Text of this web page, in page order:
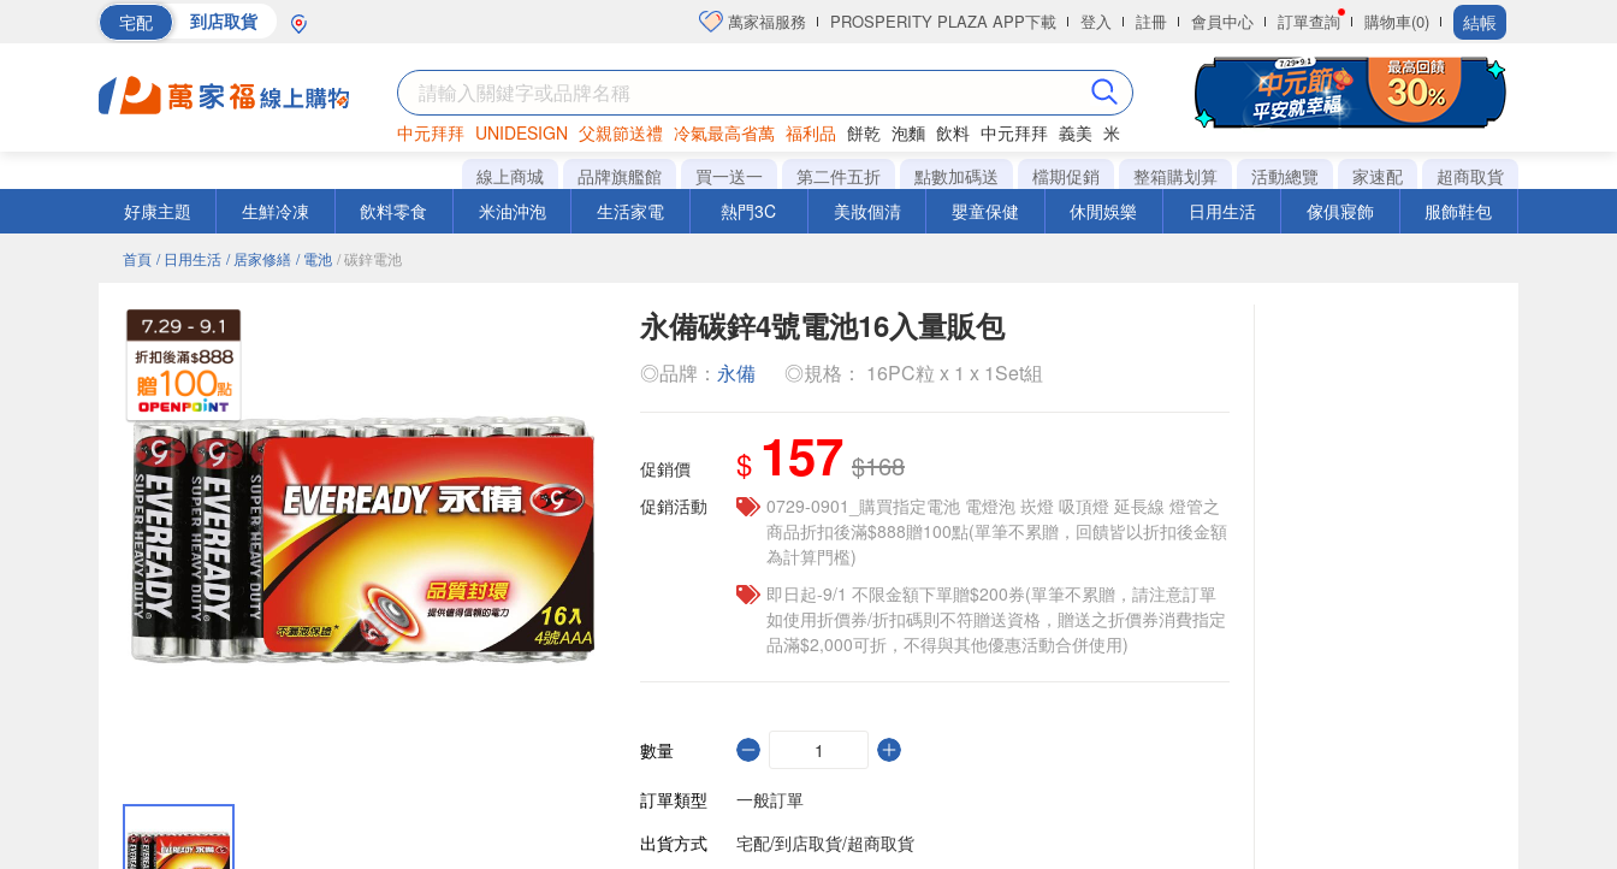
宅配 到店取貨 萬家福服務 PROSPERITY PLAZA APP下載 登入 註冊 會員中心 訂單查詢 購物車(0) 結帳
中元拜拜 UNIDESIGN 父親節送禮 冷氣最高省萬 福利品 餅乾 泡麵 飲料 中元拜拜 義美 米
巧克力 罐頭 衛生紙
線上商城 品牌旗艦館 買一送一 第二件五折 點數加碼送 檔期促銷 整箱購划算 活動總覽 家速配
超商取貨
好康主題
生鮮冷凍 飲料零食 米油沖泡 生活家電 熱門3C 美妝個清 嬰童保健 休閒娛樂 日用生活 傢俱寢飾 服飾鞋包
首頁 / 日用生活 / 居家修繕 / 電池 / 碳鋅電池
永備碳鋅4號電池16入量販包
◎品牌： 永備 ◎規格： 16PC粒 x 1 x 1Set組
促銷價 $ 157 $168
促銷活動
0729-0901_購買指定電池 電燈泡 崁燈 吸頂燈 延長線 燈管之
商品折扣後滿$888贈100點(單筆不累贈，回饋皆以折扣後金額
為計算門檻)
即日起-9/1 不限金額下單贈$200券(單筆不累贈，請注意訂單
如使用折價券/折扣碼則不符贈送資格，贈送之折價券消費指定
品滿$2,000可折，不得與其他優惠活動合併使用)
數量
訂單類型
一般訂單
出貨方式
宅配/到店取貨/超商取貨